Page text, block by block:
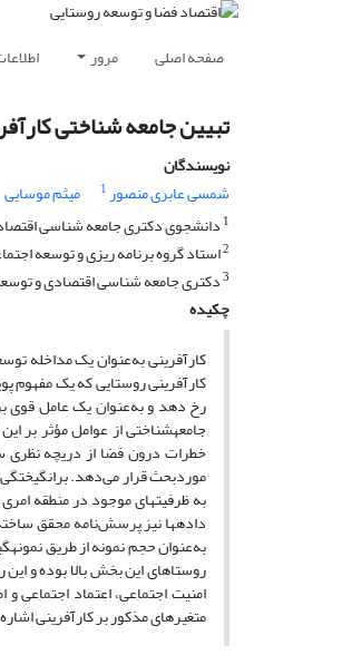
صفحه اصلی مرور
تبیین جامعه شناختی
نویسندگان
شمسی عابری منصور1 میثم موسایی
1 دانشجوی دکتری جامعه شناسی
2استاد گروه برنامه ریزی و توسعه
3دکتری جامعه شناسی اقتصادی و
چکیده
کارآفرینی به‌عنوان یک مداخله
کارآفرینی روستایی که یک مفهوم
رخ دهد و به‌عنوان یک عامل قوی
جامعه­شناختی از عوامل مؤثر بر
خطرات درون فضا از دریچه نظری
موردبحث قرار می‌دهد.
به ظرفیت­های موجود در منطقه
به‌عنوان حجم نمونه از طریق
روستاهای این بخش بالا بوده و
متغیرهای مذکور بر کارآفرینی